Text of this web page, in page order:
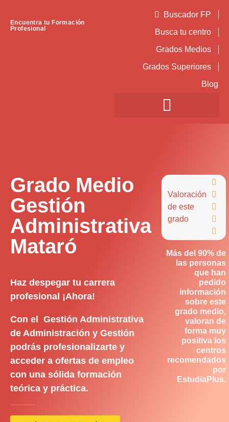
Encuentra tu Formación
Profesional
Buscador FP
Busca tu centro
Grados Medios
Grados Superiores
Blog
Grado Medio
Gestión
Administrativa
Mataró
Haz despegar tu carrera
profesional ¡Ahora!
Con el Gestión Administrativa
de Administración y Gestión
podrás profesionalizarte y
acceder a ofertas de empleo
con una sólida formación
teórica y práctica.
Valoración
de este
grado





Más del 90% de
las personas
que han
pedido
información
sobre este
grado medio,
valoran de
forma muy
positiva los
centros
recomendados
por
EstudiaPlus.